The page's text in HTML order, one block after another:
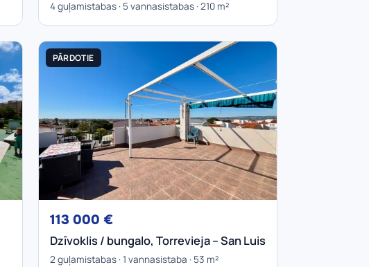
4 guļamistabas · 5 vannasistabas · 210 m²
PĀRDOTIE
113 000 €
Dzīvoklis / bungalo, Torrevieja – San Luis
2 guļamistabas · 1 vannasistaba · 53 m²